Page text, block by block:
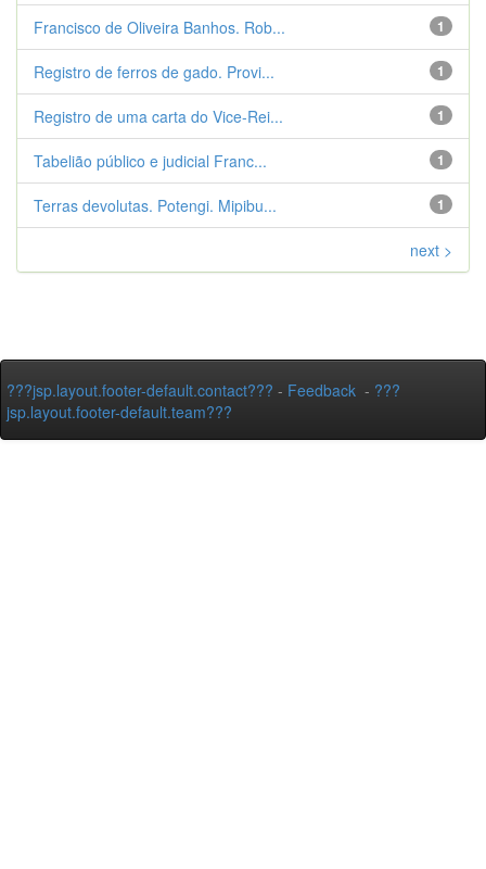
1
Francisco de Oliveira Banhos. Rob...
1
Registro de ferros de gado. Provi...
1
Registro de uma carta do Vice-Rei...
1
Tabelião público e judicial Franc...
1
Terras devolutas. Potengi. Mipibu...
next >
???jsp.layout.footer-default.contact??? - Feedback - ???
jsp.layout.footer-default.team???